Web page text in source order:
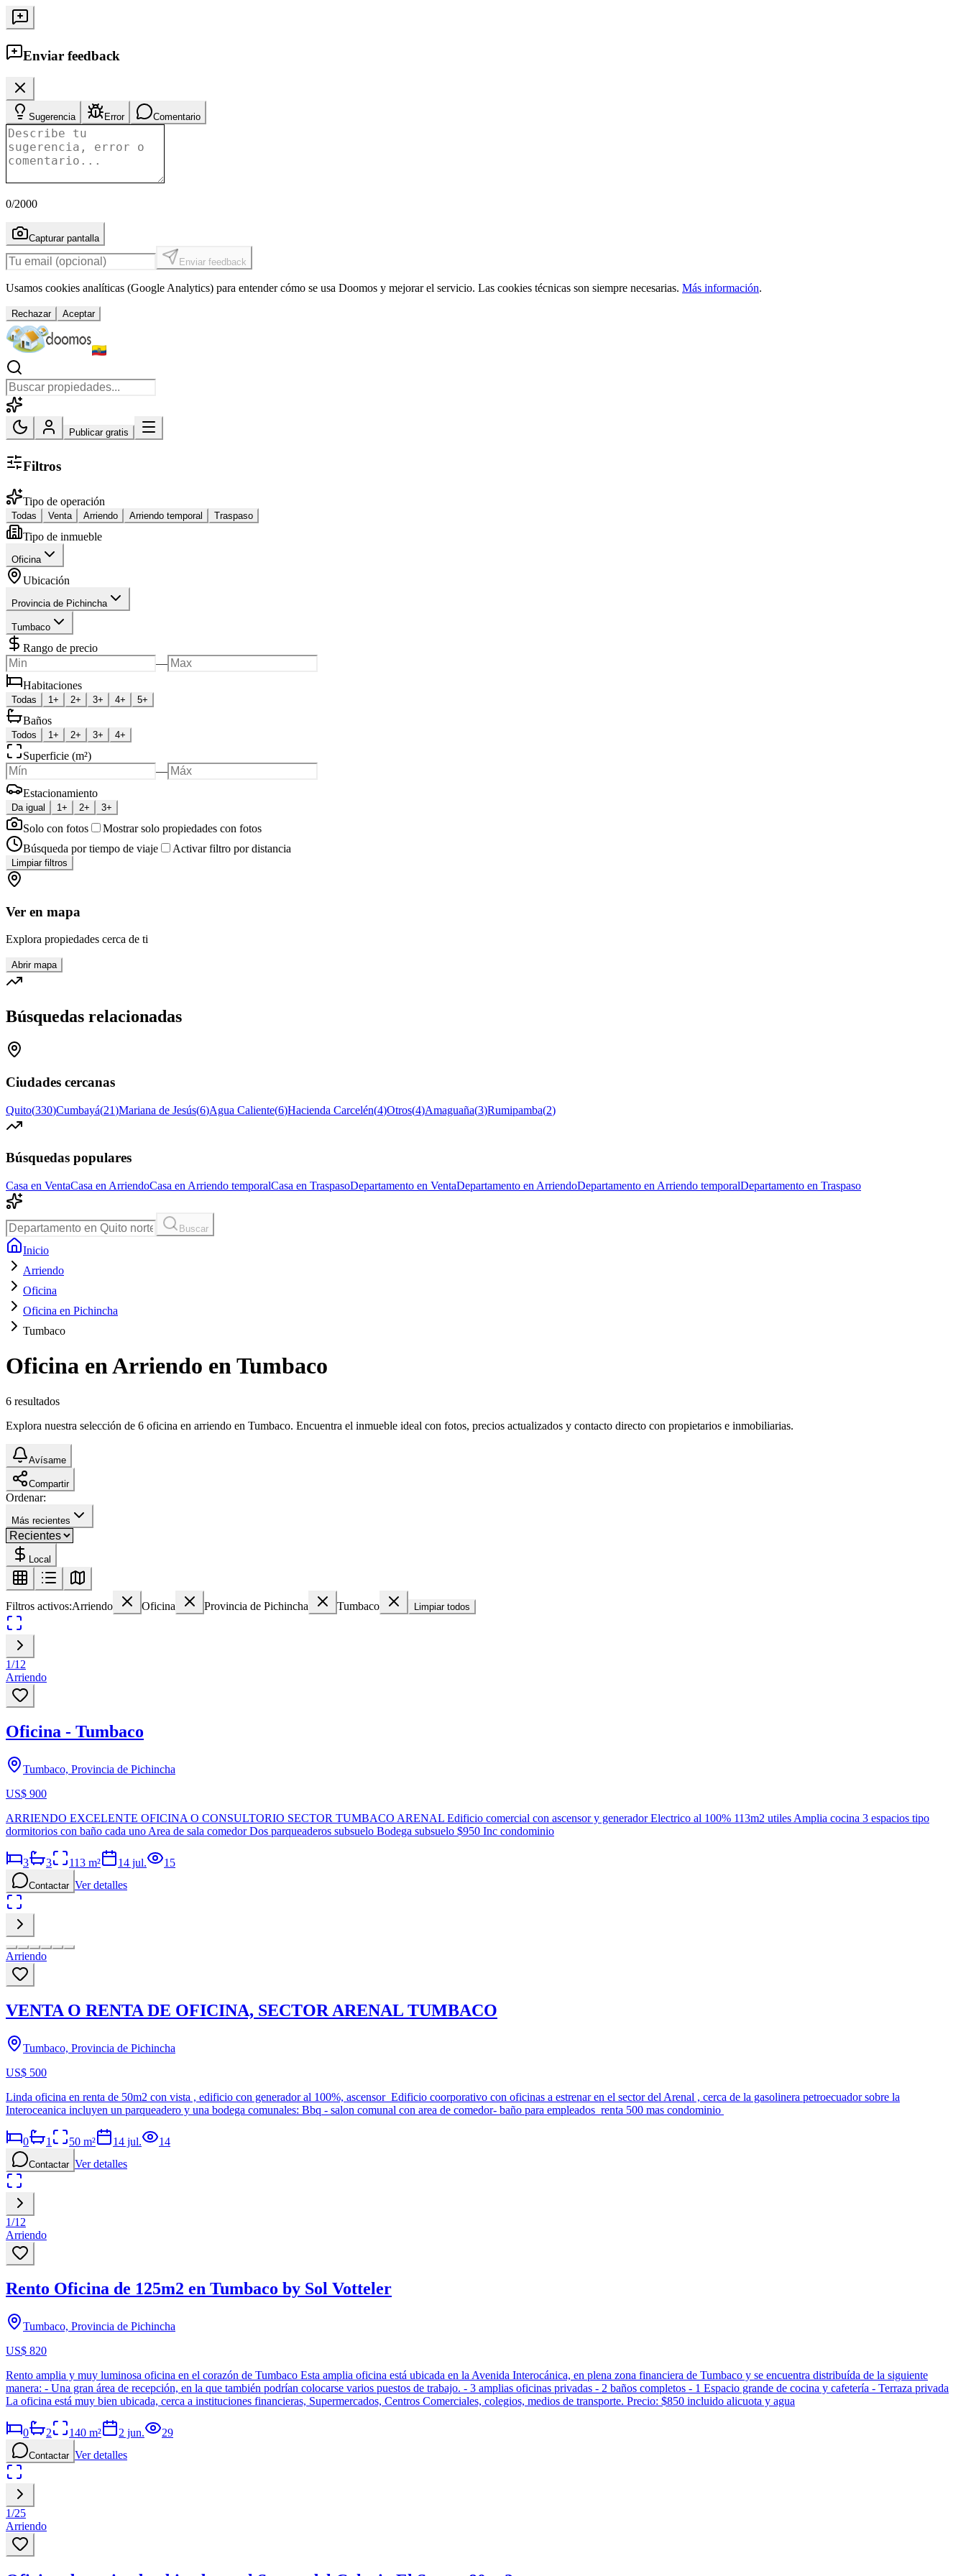
Enviar feedback
Sugerencia Error Comentario
0/2000
Capturar pantalla
Enviar feedback
Usamos cookies analíticas (Google Analytics) para entender cómo se usa Doomos y mejorar el servicio. Las cookies técnicas son siempre necesarias. Más información.
Rechazar Aceptar
Publicar gratis
Filtros
Tipo de operación
Todas Venta Arriendo Arriendo temporal Traspaso
Tipo de inmueble
Oficina
Ubicación
Provincia de Pichincha
Tumbaco
Rango de precio
—
Habitaciones
Todas 1+ 2+ 3+ 4+ 5+
Baños
Todos 1+ 2+ 3+ 4+
Superficie (m²)
—
Estacionamiento
Da igual 1+ 2+ 3+
Solo con fotos
Mostrar solo propiedades con fotos
Búsqueda por tiempo de viaje
Activar filtro por distancia
Limpiar filtros
Ver en mapa
Explora propiedades cerca de ti
Abrir mapa
Búsquedas relacionadas
Ciudades cercanas
Quito(330)Cumbayá(21)Mariana de Jesús(6)Agua Caliente(6)Hacienda Carcelén(4)Otros(4)Amaguaña(3)Rumipamba(2)
Búsquedas populares
Casa en VentaCasa en ArriendoCasa en Arriendo temporalCasa en TraspasoDepartamento en VentaDepartamento en ArriendoDepartamento en Arriendo temporalDepartamento en Traspaso
Buscar
Inicio
Arriendo
Oficina
Oficina en Pichincha
Tumbaco
Oficina en Arriendo en Tumbaco
6 resultados
Explora nuestra selección de 6 oficina en arriendo en Tumbaco. Encuentra el inmueble ideal con fotos, precios actualizados y contacto directo con propietarios e inmobiliarias.
Avísame
Compartir
Ordenar:
Más recientes
Local
Filtros activos:Arriendo Oficina Provincia de Pichincha Tumbaco Limpiar todos
1/12
Arriendo
Oficina - Tumbaco
Tumbaco, Provincia de Pichincha
US$ 900
ARRIENDO EXCELENTE OFICINA O CONSULTORIO SECTOR TUMBACO ARENAL Edificio comercial con ascensor y generador Electrico al 100% 113m2 utiles Amplia cocina 3 espacios tipo
dormitorios con baño cada uno Area de sala comedor Dos parqueaderos subsuelo Bodega subsuelo $950 Inc condominio
3 3 113 m² 14 jul. 15
Contactar Ver detalles
Arriendo
VENTA O RENTA DE OFICINA, SECTOR ARENAL TUMBACO
Tumbaco, Provincia de Pichincha
US$ 500
Linda oficina en renta de 50m2 con vista , edificio con generador al 100%, ascensor Edificio coorporativo con oficinas a estrenar en el sector del Arenal , cerca de la gasolinera petroecuador sobre la
Interoceanica incluyen un parqueadero y una bodega comunales: Bbq - salon comunal con area de comedor- baño para empleados renta 500 mas condominio
0 1 50 m² 14 jul. 14
Contactar Ver detalles
1/12
Arriendo
Rento Oficina de 125m2 en Tumbaco by Sol Votteler
Tumbaco, Provincia de Pichincha
US$ 820
Rento amplia y muy luminosa oficina en el corazón de Tumbaco Esta amplia oficina está ubicada en la Avenida Interocánica, en plena zona financiera de Tumbaco y se encuentra distribuída de la siguiente
manera: - Una gran área de recepción, en la que también podrían colocarse varios puestos de trabajo. - 3 amplias oficinas privadas - 2 baños completos - 1 Espacio grande de cocina y cafetería - Terraza privada
La oficina está muy bien ubicada, cerca a instituciones financieras, Supermercados, Centros Comerciales, colegios, medios de transporte. Precio: $850 incluido alicuota y agua
0 2 140 m² 2 jun. 29
Contactar Ver detalles
1/25
Arriendo